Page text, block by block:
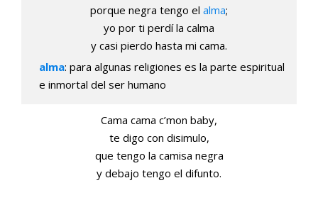
porque negra tengo el alma;
yo por ti perdí la calma
y casi pierdo hasta mi cama.
alma: para algunas religiones es la parte espiritual
e inmortal del ser humano
Cama cama c’mon baby,
te digo con disimulo,
que tengo la camisa negra
y debajo tengo el difunto.